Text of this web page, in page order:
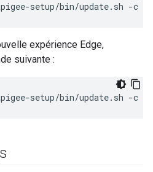
setup/bin/update.sh -c
expérience Edge,
suivante :
setup/bin/update.sh -c